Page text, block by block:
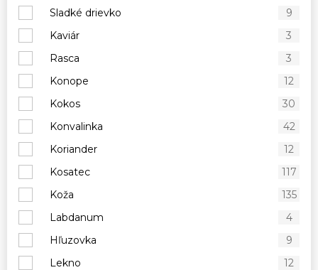
Sladké drievko
9
Kaviár
3
Rasca
3
Konope
12
Kokos
30
Konvalinka
42
Koriander
12
Kosatec
117
Koža
135
Labdanum
4
Hľuzovka
9
Lekno
12